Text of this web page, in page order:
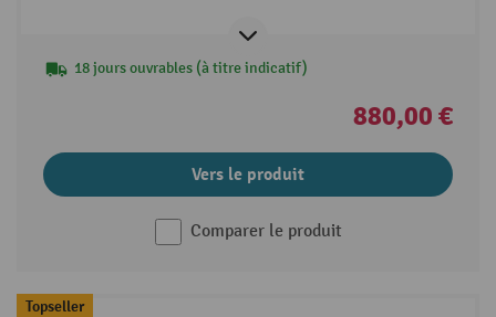
18 jours ouvrables (à titre indicatif)
880,00 €
Vers le produit
Comparer le produit
Topseller